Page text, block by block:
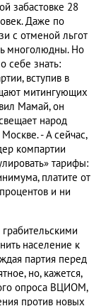
забастовке 28
Даже по
с отменой льгот
многолюдны. Но
себе знать:
вступив в
митингующих
Мамай, он
народ
- А сейчас,
компартии
тарифы:
платите от
и ни
население к
партия перед
но, кажется,
опроса ВЦИОМ,
против новых